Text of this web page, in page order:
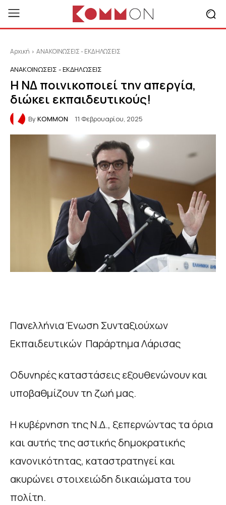
Αρχική ΑΝΑΚΟΙΝΩΣΕΙΣ - ΕΚΔΗΛΩΣΕΙΣ
ΑΝΑΚΟΙΝΩΣΕΙΣ - ΕΚΔΗΛΩΣΕΙΣ
Η ΝΔ ποινικοποιεί την απεργία,
διώκει εκπαιδευτικούς!
ByKOMMON 11 Φεβρουαρίου, 2025
Πανελλήνια Ένωση Συνταξιούχων
Εκπαιδευτικών Παράρτημα Λάρισας
Οδυνηρές καταστάσεις εξουθενώνουν και
υποβαθμίζουν τη ζωή μας.
Η κυβέρνηση της Ν.Δ., ξεπερνώντας τα όρια
και αυτής της αστικής δημοκρατικής
κανονικότητας, καταστρατηγεί και
ακυρώνει στοιχειώδη δικαιώματα του
πολίτη.